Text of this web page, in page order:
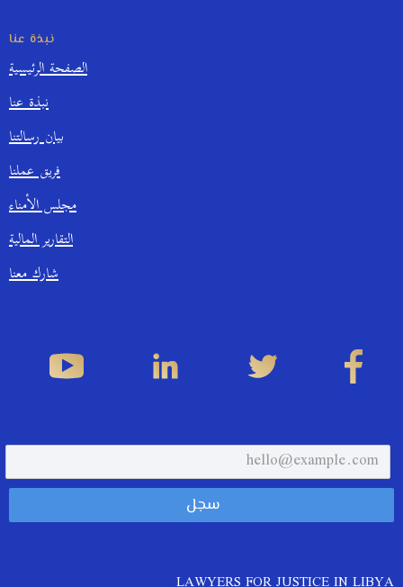
نبذة عنا
الصفحة الرئيسية
نبذة عنا
بيان رسالتنا
فريق عملنا
مجلس الأمناء
التقارير المالية
شارك معنا